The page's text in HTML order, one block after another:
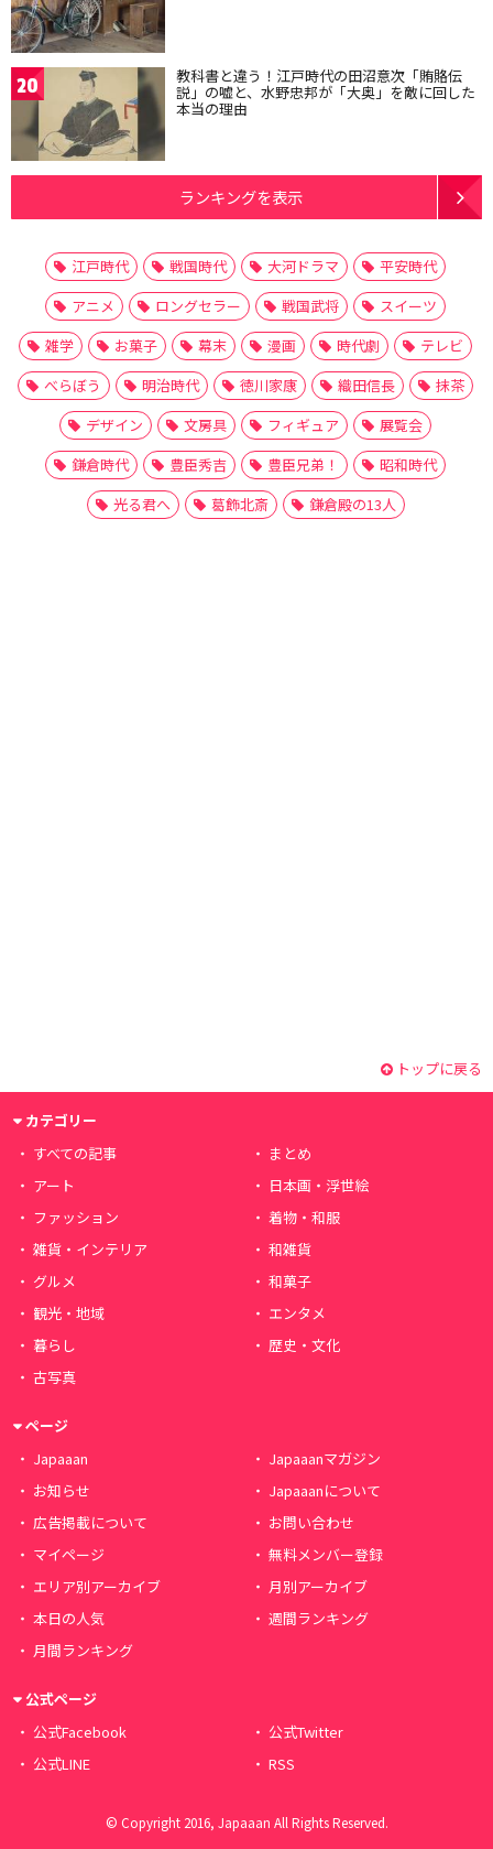
20 教科書と違う！江戸時代の田沼意次「賄賂伝
説」の嘘と、水野忠邦が「大奥」を敵に回した
本当の理由
ランキングを表示
江戸時代 戦国時代 大河ドラマ
平安時代
アニメ
ロングセラー 戦国武将
スイーツ
雑学
お菓子 幕末 漫画 時代劇
テレビ
べらぼう
明治時代 徳川家康 織田信長
抹茶
デザイン
文房具 フィギュア
展覧会
鎌倉時代
豊臣秀吉 豊臣兄弟！
昭和時代
光る君へ
葛飾北斎 鎌倉殿の13人
トップに戻る
カテゴリー
すべての記事
まとめ
アート
日本画・浮世絵
ファッション
着物・和服
雑貨・インテリア
和雑貨
グルメ
和菓子
観光・地域
エンタメ
暮らし
歴史・文化
古写真
ページ
Japaaan
Japaaanマガジン
お知らせ
Japaaanについて
広告掲載について
お問い合わせ
マイページ
無料メンバー登録
エリア別アーカイブ
月別アーカイブ
本日の人気
週間ランキング
月間ランキング
公式ページ
公式Facebook
公式Twitter
公式LINE
RSS
© Copyright 2016, Japaaan All Rights Reserved.